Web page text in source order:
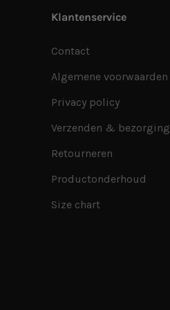
Klantenservice
Contact
Algemene voorwaarden
Privacy policy
Verzenden & bezorging
Retourneren
Productonderhoud
Size chart